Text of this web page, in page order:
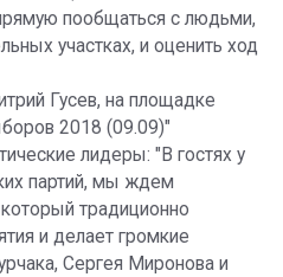
пообщаться с людьми,
участках, и оценить ход
Гусев, на площадке
2018 (09.09)"
лидеры: "В гостях у
партий, мы ждем
традиционно
и делает громкие
Сергея Миронова и